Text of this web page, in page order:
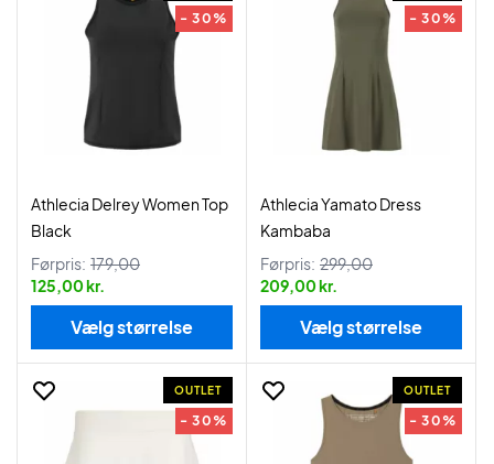
- 30%
Athlecia Delrey Women Top
Black
Førpris: 179,00
125,00 kr.
Vælg størrelse
- 30%
Athlecia Yamato Dress
Kambaba
Førpris: 299,00
209,00 kr.
Vælg størrelse
OUTLET
- 30%
OUTLET
- 30%